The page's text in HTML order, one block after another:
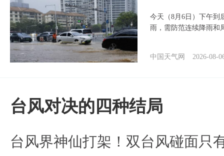
今天（8月6日）下午到
雨，需防范连续降雨和
中国天气网 2026-08-
台风对决的四种结局
台风界神仙打架！双台风碰面只